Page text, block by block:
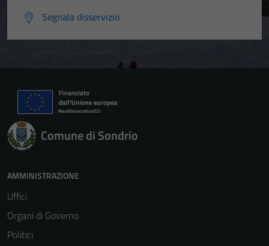
Segnala disservizio
Comune di Sondrio
AMMINISTRAZIONE
Uffici
Organi di Governo
Politici